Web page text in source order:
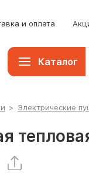
и оплата
Каталог
> Электрические